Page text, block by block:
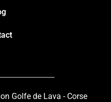
Golfe de Lava - Corse